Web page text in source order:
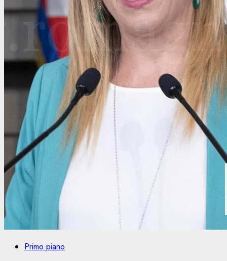
Primo piano